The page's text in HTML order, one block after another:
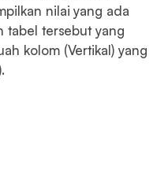
nilai yang ada
tabel tersebut yang
kolom (Vertikal) yang